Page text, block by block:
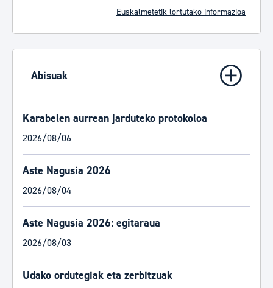
Euskalmetetik lortutako informazioa
Abisuak
Karabelen aurrean jarduteko protokoloa
2026/08/06
Aste Nagusia 2026
2026/08/04
Aste Nagusia 2026: egitaraua
2026/08/03
Udako ordutegiak eta zerbitzuak